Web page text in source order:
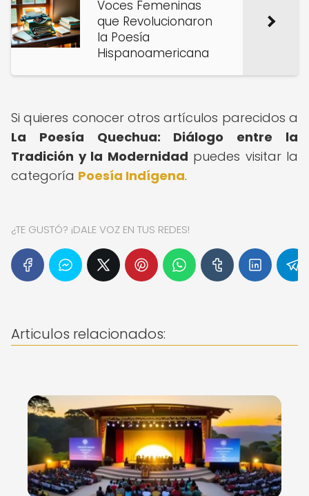
Voces Femeninas
que Revolucionaron
la Poesía
Hispanoamericana
Si quieres conocer otros artículos parecidos a
La Poesía Quechua: Diálogo entre la
Tradición y la Modernidad puedes visitar la
categoría Poesía Indígena.
¿TE GUSTÓ? ¡DALE VOZ EN TUS REDES!
Articulos relacionados: